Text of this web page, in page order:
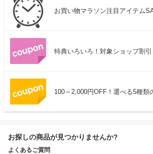
お買い物マラソン注目アイテム
特典いろいろ！対象ショップ割
100～2,000円OFF！選べる5種類
お探しの商品が見つかりませんか?
よくあるご質問